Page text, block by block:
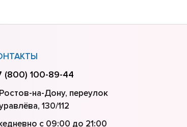
(800) 100-89-44
на-Дону, переулок
130/112
с 09:00 до 21:00